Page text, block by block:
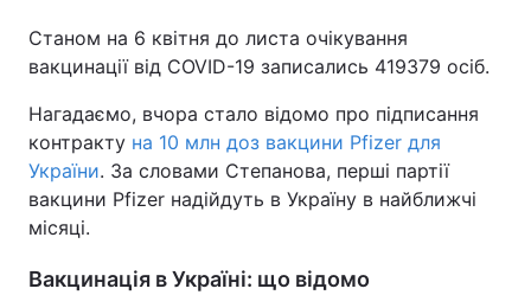
Станом на 6 квітня до листа очікування
вакцинації від COVID-19 записались 419379 осіб.
Нагадаємо, вчора стало відомо про підписання
контракту на 10 млн доз вакцини Pfizer для
України. За словами Степанова, перші партії
вакцини Pfizer надійдуть в Україну в найближчі
місяці.
Вакцинація в Україні: що відомо